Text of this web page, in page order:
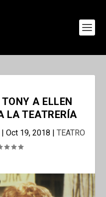
A ELLEN
LA TEATRERÍA
| Oct 19, 2018 | TEATRO